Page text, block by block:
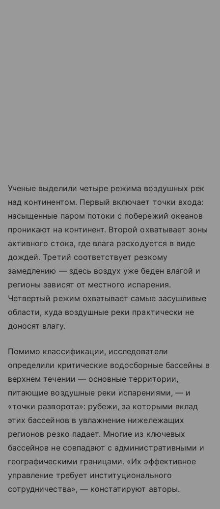
Ученые выделили четыре режима воздушных рек
над континентом. Первый включает точки входа:
насыщенные паром потоки с побережий океанов
проникают на континент. Второй охватывает зоны
активного стока, где влага расходуется в виде
дождей. Третий соответствует резкому
замедлению — здесь воздух уже беден влагой и
регионы зависят от местного испарения.
Четвертый режим охватывает самые засушливые
области, куда воздушные реки практически не
доносят влагу.
Помимо классификации, исследователи
определили критические водосборные бассейны в
верхнем течении — основные территории,
питающие воздушные реки испарениями, — и
«точки разворота»: рубежи, за которыми вклад
этих бассейнов в увлажнение нижележащих
регионов резко падает. Многие из ключевых
бассейнов не совпадают с административными и
географическими границами. «Их эффективное
управление требует институционального
сотрудничества», — констатируют авторы.